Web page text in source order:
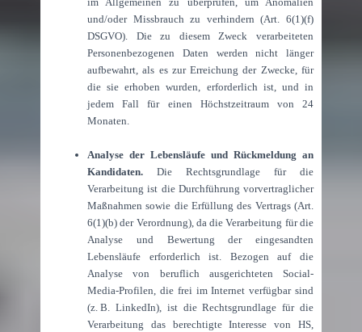
und/oder Missbrauch zu verhindern (Art. 6(1)(f)
DSGVO). Die zu diesem Zweck verarbeiteten
Personenbezogenen Daten werden nicht länger
aufbewahrt, als es zur Erreichung der Zwecke, für
die sie erhoben wurden, erforderlich ist, und in
jedem Fall für einen Höchstzeitraum von 24
Monaten.
Analyse der Lebensläufe und Rückmeldung an
Kandidaten. Die Rechtsgrundlage für die
Verarbeitung ist die Durchführung vorvertraglicher
Maßnahmen sowie die Erfüllung des Vertrags (Art.
6(1)(b) der Verordnung), da die Verarbeitung für die
Analyse und Bewertung der eingesandten
Lebensläufe erforderlich ist. Bezogen auf die
Analyse von beruflich ausgerichteten Social-
Media-Profilen, die frei im Internet verfügbar sind
(z. B. LinkedIn), ist die Rechtsgrundlage für die
Verarbeitung das berechtigte Interesse von HS,